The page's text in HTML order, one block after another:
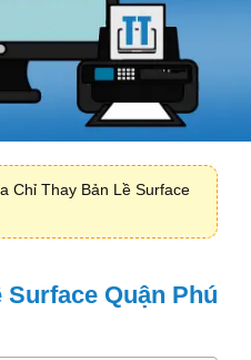
Chỉ Thay Bản Lề Surface
Quận Phú